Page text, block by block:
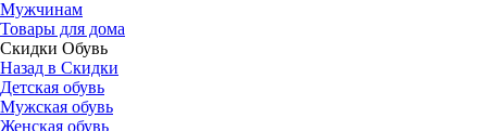
Мужчинам
Товары для дома
Скидки Обувь
Назад в Скидки
Детская обувь
Мужская обувь
Женская обувь